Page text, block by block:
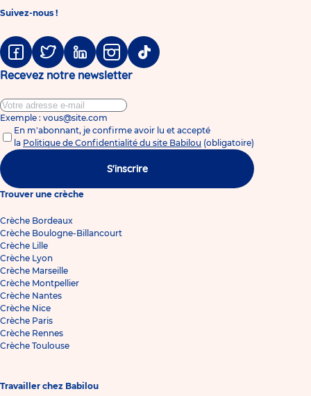
Suivez-nous !
FacebookTwitter LinkedinInstagramTiktok
Recevez notre newsletter
Exemple : vous@site.com
En m'abonnant, je confirme avoir lu et accepté
la Politique de Confidentialité du site Babilou (obligatoire)
S'inscrire
Trouver une crèche
Crèche Bordeaux
Crèche Boulogne-Billancourt
Crèche Lille
Crèche Lyon
Crèche Marseille
Crèche Montpellier
Crèche Nantes
Crèche Nice
Crèche Paris
Crèche Rennes
Crèche Toulouse
Travailler chez Babilou